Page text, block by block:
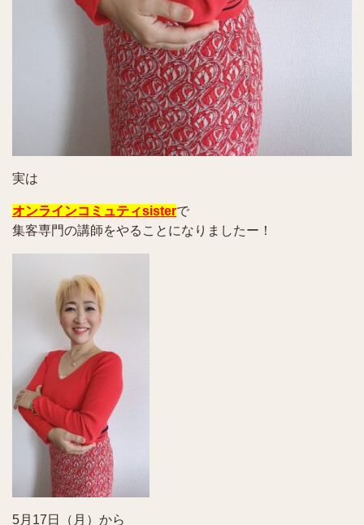
実は
オンラインコミュティsisterで
集客専門の講師をやることになりましたー！
5月17日（月）から